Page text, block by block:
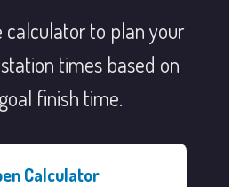
calculator to plan your
times based on
finish time.
Calculator